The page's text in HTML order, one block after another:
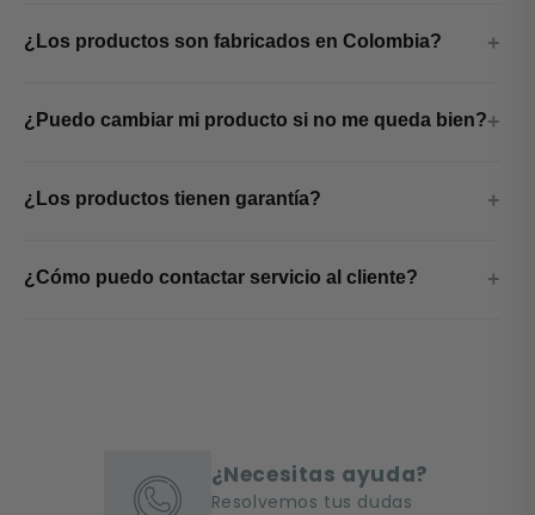
¿Los productos son fabricados en Colombia?
¿Puedo cambiar mi producto si no me queda bien?
¿Los productos tienen garantía?
¿Cómo puedo contactar servicio al cliente?
¿Necesitas ayuda?
Resolvemos tus dudas